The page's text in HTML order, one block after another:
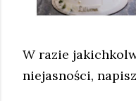
W razie
niejasności,